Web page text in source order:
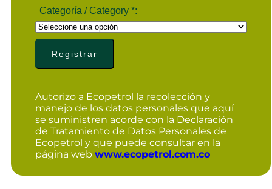
Categoría / Category *:
Autorizo a Ecopetrol la recolección y
manejo de los datos personales que aquí
se suministren acorde con la Declaración
de Tratamiento de Datos Personales de
Ecopetrol y que puede consultar en la
página web www.ecopetrol.com.co